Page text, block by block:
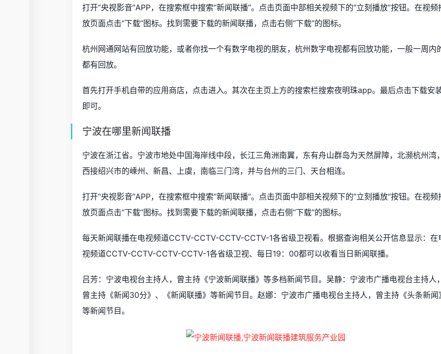
打开“央视影音”APP，在搜索框中搜索“新闻联播”。点击页面中部相关视频下的“立刻播放”按钮。在视频
放页面点击“下载”图标。找到需要下载的新闻联播，点击右侧“下载”的图标。
杭州网通网站有回放功能，或者你找一个有数字电视的朋友，杭州数字电视都有回放功能，一般一周内
都有回放。
首先打开手机自带的应用商店，点击进入。其次在主页上方的搜索栏搜索夜明珠app。最后点击下载安
即可。
宁波在哪里新闻联播
宁波在浙江省。宁波市地处中国海岸线中段，长江三角洲南翼，东有舟山群岛为天然屏障，北濒杭州湾，
西接绍兴市的嵊州、新昌、上虞，南临三门湾，并与台州的三门、天台相连。
打开“央视影音”APP，在搜索框中搜索“新闻联播”。点击页面中部相关视频下的“立刻播放”按钮。在视频
放页面点击“下载”图标。找到需要下载的新闻联播，点击右侧“下载”的图标。
每天新闻联播在电视频道CCTV-CCTV-CCTV-CCTV-1各省级卫视看。根据查询相关公开信息显示：在
视频道CCTV-CCTV-CCTV-CCTV-1各省级卫视、每日19：00都可以收看当日新闻联播。
吕芳：宁波电视台主持人，曾主持《宁波新闻联播》等多档新闻节目。吴静：宁波市广播电视台主持人，
曾主持《新闻30分》、《新闻联播》等新闻节目。赵娜：宁波市广播电视台主持人，曾主持《头条新闻
等新闻节目。